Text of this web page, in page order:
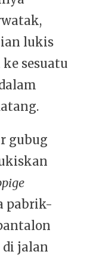
lukis
sesuatu
gubug
pabrik-
di jalan